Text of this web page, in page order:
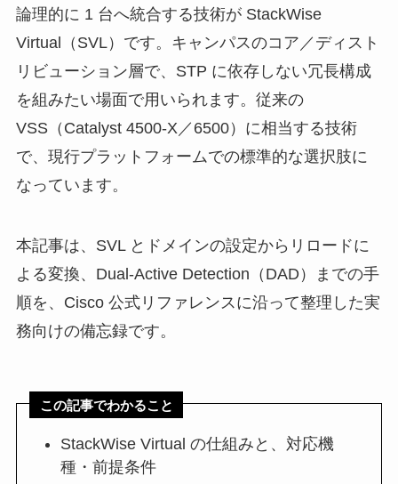
論理的に 1 台へ統合する技術が StackWise
Virtual（SVL）です。キャンパスのコア／ディスト
リビューション層で、STP に依存しない冗長構成
を組みたい場面で用いられます。従来の
VSS（Catalyst 4500-X／6500）に相当する技術
で、現行プラットフォームでの標準的な選択肢に
なっています。
本記事は、SVL とドメインの設定からリロードに
よる変換、Dual-Active Detection（DAD）までの手
順を、Cisco 公式リファレンスに沿って整理した実
務向けの備忘録です。
この記事でわかること
StackWise Virtual の仕組みと、対応機
種・前提条件